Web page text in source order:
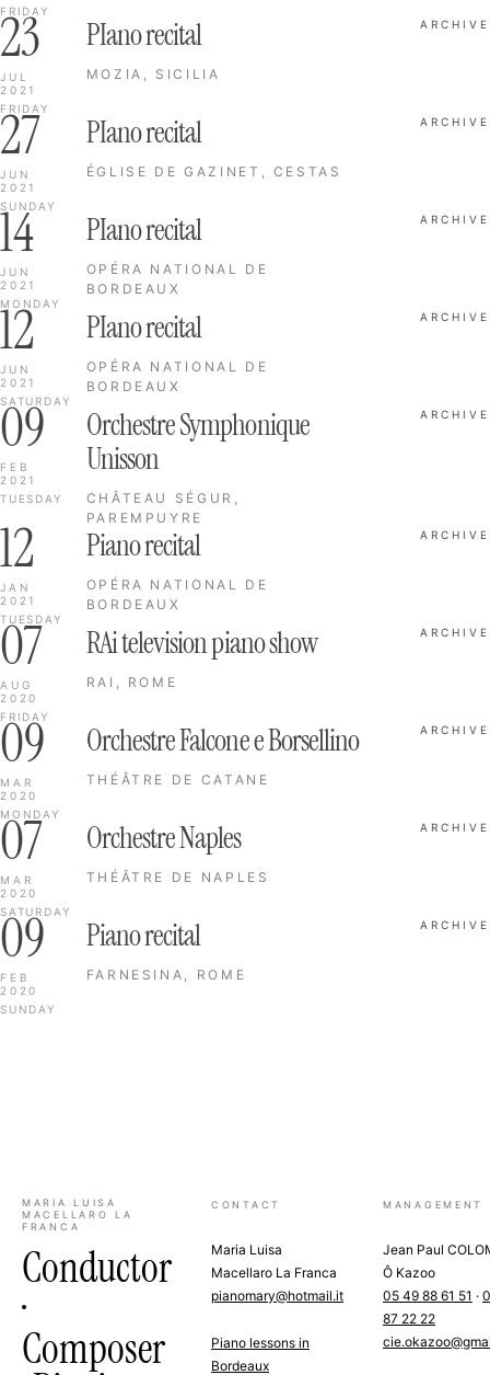
FRIDAY
23
JUL
2021
FRIDAY
PIano recital
MOZIA, SICILIA
ARCHIVE
27
JUN
2021
SUNDAY
PIano recital
ÉGLISE DE GAZINET, CESTAS
ARCHIVE
14
JUN
2021
MONDAY
PIano recital
OPÉRA NATIONAL DE
BORDEAUX
ARCHIVE
12
JUN
2021
SATURDAY
PIano recital
OPÉRA NATIONAL DE
BORDEAUX
ARCHIVE
09
FEB
2021
TUESDAY
Orchestre Symphonique
Unisson
CHÂTEAU SÉGUR,
PAREMPUYRE
ARCHIVE
12
JAN
2021
TUESDAY
Piano recital
OPÉRA NATIONAL DE
BORDEAUX
ARCHIVE
07
AUG
2020
FRIDAY
RAi television piano show
RAI, ROME
ARCHIVE
09
MAR
2020
MONDAY
Orchestre Falcone e Borsellino
THÉÂTRE DE CATANE
ARCHIVE
07
MAR
2020
SATURDAY
Orchestre Naples
THÉÂTRE DE NAPLES
ARCHIVE
09
FEB
2020
SUNDAY
Piano recital
FARNESINA, ROME
ARCHIVE
MARIA LUISA
MACELLARO LA
FRANCA
Conductor
·
Composer
CONTACT
Maria Luisa
Macellaro La Franca
pianomary@hotmail.it
Piano lessons in
Bordeaux
MANAGEMENT
Jean Paul
Ô Kazoo
05 49 88 61 51 ·
87 22 22